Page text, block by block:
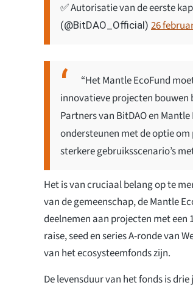
✅ Autorisatie van de eerste
(@BitDAO_Official) 26
“Het Mantle EcoFund
innovatieve projecten bouwen
Partners van BitDAO en
ondersteunen met de optie
sterkere gebruiksscenario’s
Het is van cruciaal belang op te
van de gemeenschap, de Mantle
deelnemen aan projecten met een
raise, seed en series A-ronde van
van het ecosysteemfonds zijn.
De levensduur van het fonds is